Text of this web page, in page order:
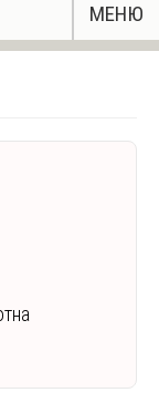
МЕНЮ